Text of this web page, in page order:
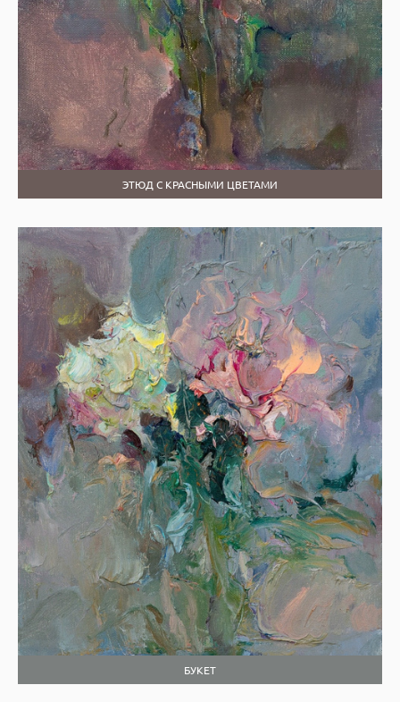
ЭТЮД С КРАСНЫМИ ЦВЕТАМИ
БУКЕТ